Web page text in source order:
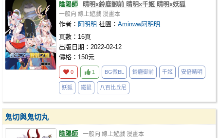
陰陽師 晴明x鈴鹿御前 晴明x千姬 晴明x妖狐
一般向 線上遊戲 漫畫本
作者： 阿明明 社團：Aminww阿明明
頁數：16頁
出版日期：2022-02-12
價格：150元
0 1 BG微BL 鈴鹿御前 千姬 安倍晴明
妖狐 鐵鼠 八百比丘尼
鬼切與鬼切丸
陰陽師 一般向 線上遊戲 漫畫本